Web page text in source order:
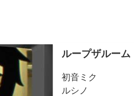
ループザルーム
初音ミク
ルシノ